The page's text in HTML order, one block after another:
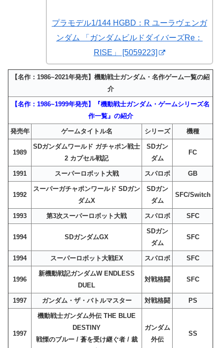
プラモデル1/144 HGBD：R ユーラヴェンガ
ンダム 「ガンダムビルドダイバーズRe：
RISE」 [5059223]
【名作：1986~2021年発売】機動戦士ガンダム・名作ゲーム一覧の紹
介
【名作：1986~1999年発売】『機動戦士ガンダム・ゲームシリーズ名
作一覧』の紹介
発売年 ゲームタイトル名 シリーズ 機種
1989
SDガンダムワールド ガチャポン戦士
2 カプセル戦記
SDガン
ダム
FC
1991 スーパーロボット大戦 スパロボ GB
1992
スーパーガチャポンワールド SDガン
ダムX
SDガン
ダム
SFC/Switch
1993 第3次スーパーロボット大戦 スパロボ SFC
1994 SDガンダムGX
SDガン
ダム
SFC
1994 スーパーロボット大戦EX スパロボ SFC
1996
新機動戦記ガンダムW ENDLESS
DUEL
対戦格闘 SFC
1997 ガンダム・ザ・バトルマスター 対戦格闘 PS
1997
機動戦士ガンダム外伝 THE BLUE
DESTINY
戦慄のブルー / 蒼を受け継ぐ者 / 裁
ガンダム
外伝
SS